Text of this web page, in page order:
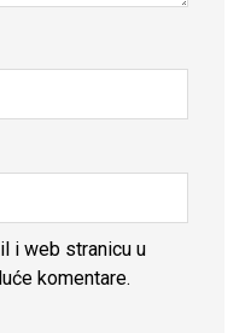
i web stranicu u
komentare.